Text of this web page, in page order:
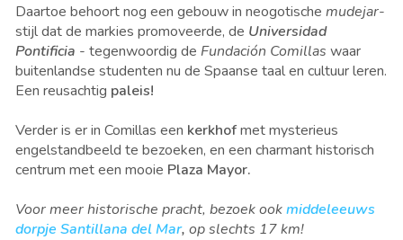
Daartoe behoort nog een gebouw in neogotische mudejar-
stijl dat de markies promoveerde, de Universidad
Pontificia - tegenwoordig de Fundación Comillas waar
buitenlandse studenten nu de Spaanse taal en cultuur leren.
Een reusachtig paleis!
Verder is er in Comillas een kerkhofmet mysterieus
engelstandbeeld te bezoeken, en een charmant historisch
centrum met een mooie Plaza Mayor.
Voor meer historische pracht, bezoek ookmiddeleeuws
dorpje Santillana del Mar, op slechts 17 km!